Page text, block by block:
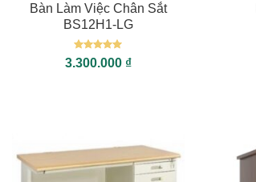
Bàn Làm Việc Chân Sắt
BS12H1-LG
Được xếp
hạng55
3.300.000 ₫